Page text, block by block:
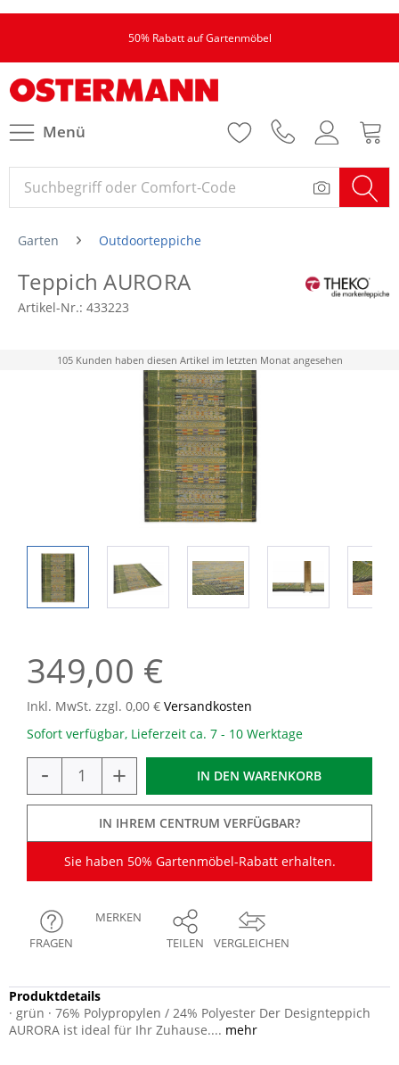
50% Rabatt auf Gartenmöbel
Menü
Garten Outdoorteppiche
Teppich AURORA
Artikel-Nr.: 433223
105 Kunden haben diesen Artikel im letzten Monat angesehen
349,00 €
Inkl. MwSt. zzgl. 0,00 € Versandkosten
Sofort verfügbar, Lieferzeit ca. 7 - 10 Werktage
- + IN DEN WARENKORB
IN IHREM CENTRUM VERFÜGBAR?
Sie haben 50% Gartenmöbel-Rabatt erhalten.
VERGLEICHEN
FRAGEN
MERKEN
TEILEN
Produktdetails
· grün · 76% Polypropylen / 24% Polyester Der Designteppich
AURORA ist ideal für Ihr Zuhause.... mehr